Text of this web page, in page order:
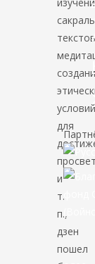
условий
для
и
т.
п.,
дзен
пошел